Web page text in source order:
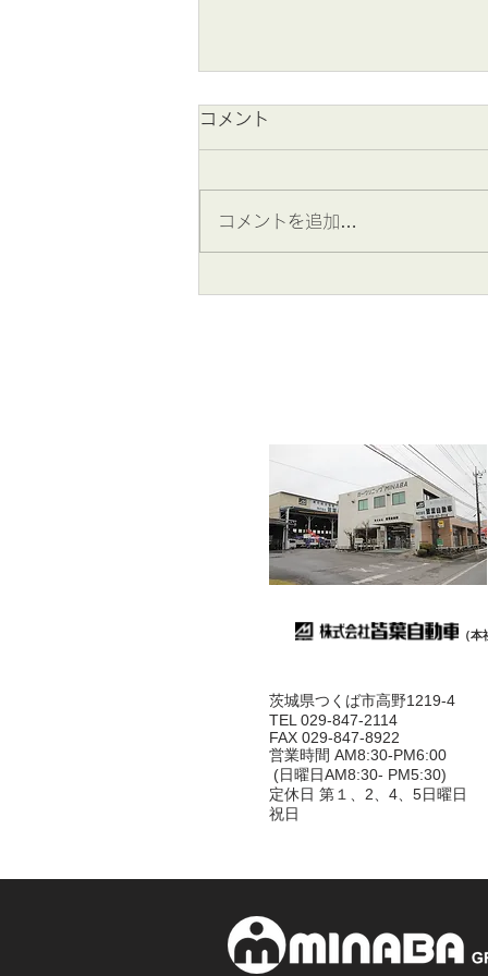
2026年8月 夏季休業のお知
コメント
コメントを追加…
（本
茨城県つくば市高野1219-4
TEL 029-847-2114
FAX 029-847-8922
営業時間 AM8:30-PM6:00
(日曜日AM8:30- PM5:30)
定休日 第１、2、4、5日曜日
祝日